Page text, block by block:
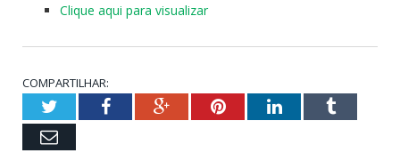
Clique aqui para visualizar
COMPARTILHAR:
TwitterFacebookGoogle+PinterestLinkedInTumblr
Email